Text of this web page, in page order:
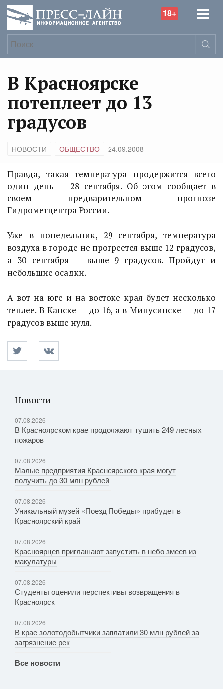
18+
В Красноярске
потеплеет до 13
градусов
НОВОСТИ ОБЩЕСТВО 24.09.2008
Правда, такая температура продержится всего
один день — 28 сентября. Об этом сообщает в
своем предварительном прогнозе
Гидрометцентра России.
Уже в понедельник, 29 сентября, температура
воздуха в городе не прогреется выше 12 градусов,
а 30 сентября — выше 9 градусов. Пройдут и
небольшие осадки.
А вот на юге и на востоке края будет несколько
теплее. В Канске — до 16, а в Минусинске — до 17
градусов выше нуля.
Новости
07.08.2026
В Красноярском крае продолжают тушить 249 лесных
пожаров
07.08.2026
Малые предприятия Красноярского края могут
получить до 30 млн рублей
07.08.2026
Уникальный музей «Поезд Победы» прибудет в
Красноярский край
07.08.2026
Красноярцев приглашают запустить в небо змеев из
макулатуры
07.08.2026
Студенты оценили перспективы возвращения в
Красноярск
07.08.2026
В крае золотодобытчики заплатили 30 млн рублей за
загрязнение рек
Все новости